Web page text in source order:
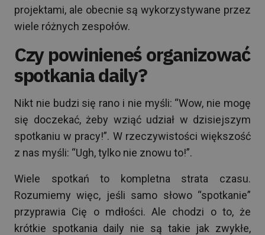
projektami, ale obecnie są wykorzystywane przez
wiele różnych zespołów.
Czy powinieneś organizować
spotkania daily?
Nikt nie budzi się rano i nie myśli: “Wow, nie mogę
się doczekać, żeby wziąć udział w dzisiejszym
spotkaniu w pracy!”. W rzeczywistości większość
z nas myśli: “Ugh, tylko nie znowu to!”.
Wiele spotkań to kompletna strata czasu.
Rozumiemy więc, jeśli samo słowo “spotkanie”
przyprawia Cię o mdłości. Ale chodzi o to, że
krótkie spotkania daily nie są takie jak zwykłe,